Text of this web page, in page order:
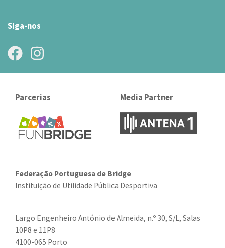
Siga-nos
Parcerias Media Partner
Federação Portuguesa de Bridge
Instituição de Utilidade Pública Desportiva
Largo Engenheiro António de Almeida, n.º 30, S/L, Salas
10P8 e 11P8
4100-065 Porto